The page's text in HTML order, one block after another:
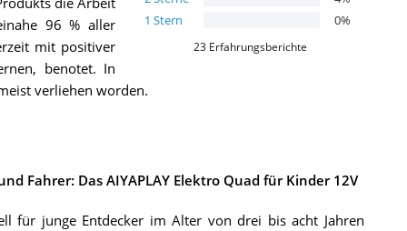
1 Stern 0%
23 Erfahrungsberichte
96 % aller
mit positiver
benotet. In
verliehen worden.
Fahrer: Das AIYAPLAY Elektro Quad für Kinder 12V
für junge Entdecker im Alter von drei bis acht Jahren